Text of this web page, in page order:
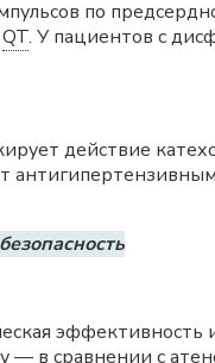
по
QT. У пациентов с
действие
эффективность
— в сравнении с